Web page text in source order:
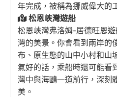
年完成，被稱為挪威偉大的
松恩峽灣遊船
松恩峽灣弗洛姆-居德旺恩
灣的美景。你會看到兩岸的
布、原生態的山中小村和山
氣好的話，乘船時還可能看
灣中與海鷗一道前行，深刻
美。